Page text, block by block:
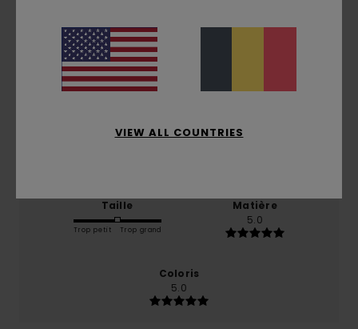
5.0/5
basé sur1 avis vérifiés
0% de nos clients recommandent ce produit
Rapport qualité / prix
Taille
Trop petit Trop grand
Matière
5.0
Coloris
5.0
VIEW ALL COUNTRIES